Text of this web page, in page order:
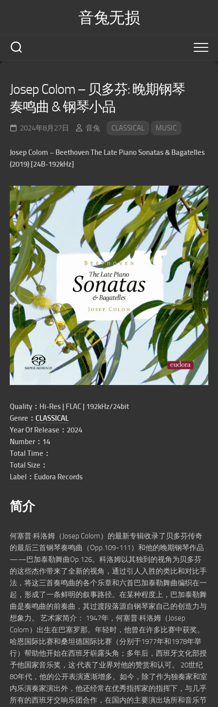
音兔无损
Josep Colom – 贝多芬: 晚期钢琴
奏鸣曲 & 钢琴小品
2024年8月27日 音兔 CLASSICAL MUSIC
Josep Colom – Beethoven The Late Piano Sonatas & Bagatelles
(2019) [24B-192kHz]
Quality：Hi-Res | FLAC | 192kHz/24bit
Genre： CLASSICAL
Year Of Release：2024
Number：14
Total Time：
Total Size：
Label：Eudora Records
简介
何塞普·科洛姆（Josep Colom）的最新专辑收录了贝多芬传奇
的最后三首钢琴奏鸣曲（Opp.109-111）和他的晚期钢琴作品
——巴加泰勒舞曲Op.126。科洛姆以其独到的视角为贝多芬
的这些杰作带来了全新的视角，通过引人入胜的类比和对比手
法，将这三首奏鸣曲的各个乐章和六首巴加泰勒舞曲编织在一
起，形成了一条鲜明的叙事路径。在某种程度上，巴加泰勒舞
曲是奏鸣曲的前奏曲，其过渡段落源自钢琴家自己的创造力与
想象力。 艺术家简介： 1947年，何塞普·科洛姆（Josep
Colom）出生在巴塞罗那。年轻时，他曾在许多比赛中获奖。
哈恩国际比赛和桑坦德国际比赛（分别于1977年和1978年举
行）帮助他开始在西班牙崭露头角；多年后，西班牙文化部授
予他国家音乐奖，这·代表了业界对他的赞赏和认可。 20世纪
80年代，他的公开表演逐渐增多。如今，除了作为独奏家和室
内乐演奏家演出外，他还经常在优秀指挥家的指挥下，与几乎
所有的西班牙交响乐团合作，在国内的主要演出场所和音乐节